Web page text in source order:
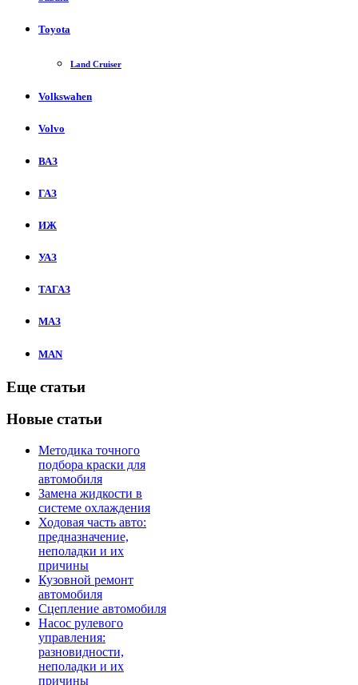
Toyota
Land Cruiser
Volkswahen
Volvo
ВАЗ
ГАЗ
ИЖ
УАЗ
ТАГАЗ
МАЗ
MAN
Еще статьи
Новые статьи
Методика точного
подбора краски для
автомобиля
Замена жидкости в
системе охлаждения
Ходовая часть авто:
предназначение,
неполадки и их
причины
Кузовной ремонт
автомобиля
Сцепление автомобиля
Насос рулевого
управления:
разновидности,
неполадки и их
причины